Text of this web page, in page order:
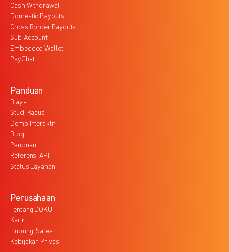
Cash Withdrawal
Domestic Payouts
Cross Border Payouts
Sub Account
Embedded Wallet
PayChat
Panduan
Biaya
Studi Kasus
Demo Interaktif
Blog
Panduan
Referensi API
Status Layanan
Perusahaan
Tentang DOKU
Karir
Hubungi Sales
Kebijakan Privasi